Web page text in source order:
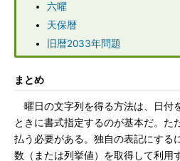
六曜
天保暦
旧暦2033年問題
まとめ
曜日の文字列を得る方法は、日付
ときに書式指定するのが基本だ。た
払う必要がある。独自の表記にする
数（または列挙値）を取得して利用